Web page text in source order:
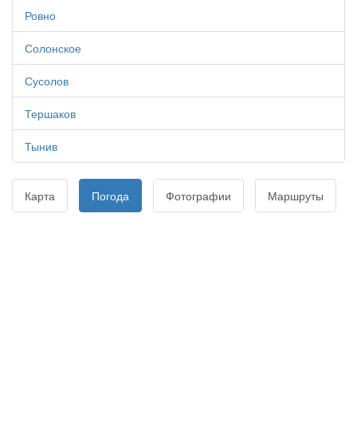
Ровно
Солонское
Сусолов
Тершаков
Тынив
Карта Погода Фотографии Маршруты